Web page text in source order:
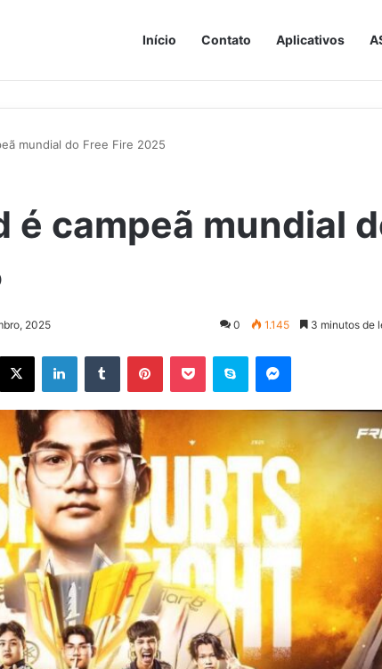
Início Contato Aplicativos
mundial do Free Fire 2025
é campeã mundial
2025 0 1.145 3 minutos de
X LinkedinTumblr PinterestPocket Skype Messenger